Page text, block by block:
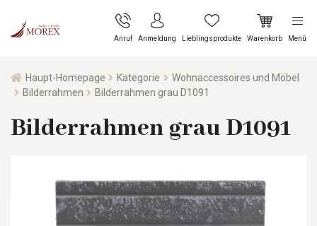
Anruf Anmeldung Lieblingsprodukte Warenkorb Menü
Haupt-Homepage Kategorie
Wohnaccessoires und Möbel
Bilderrahmen
Bilderrahmen grau D1091
Bilderrahmen grau D1091